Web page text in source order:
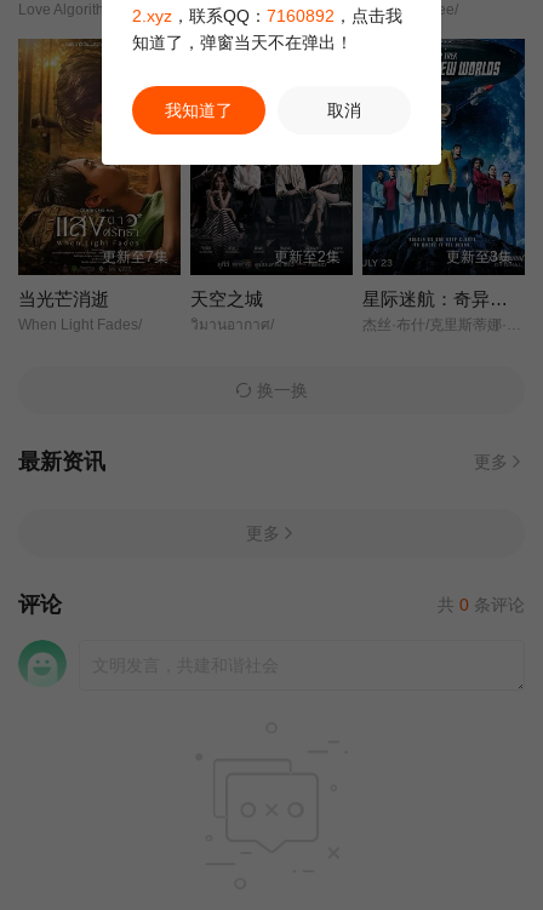
Love Algorithm/สูตรรักคำนวณหัวใจ/ Thatri/Thatree/
更新至7集
当光芒消逝
When Light Fades/
正片
更新至2集
天空之城
วิมานอากาศ/
更新至3集
星际迷航：奇异新世界 第四季
换一换
最新资讯 更多
更多
评论 共 0 条评论
2.xyz ，联系QQ： 7160892 ，点击我
知道了，弹窗当天不在弹出！
我知道了 取消